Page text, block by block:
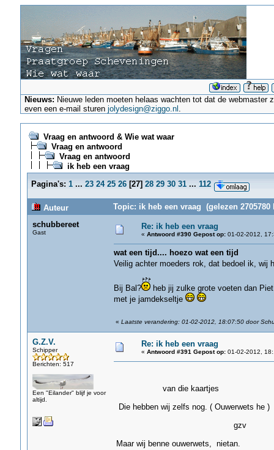
Nieuws: Nieuwe leden moeten helaas wachten tot dat de
even een e-mail sturenjolydesign@ziggo.nl .
Vraag en antwoord & Wie wat waar
Vraag en antwoord
Vraag en antwoord
ik heb een vraag
Pagina's: 1 ... 23 24 25 26[27] 28 29 30 31 ... 112
Auteur
Topic: ik heb een vraag (gelezen 2705780
schubbereet
Gast
Re: ik heb een vraag
« Antwoord #390 Gepost op:01-02-2012,
wat een tijd.... hoezo wat een tijd
Veilig achter moeders rok, dat bedoel ik, wij
Bij Bal?
heb jij zulke grote voeten dan
met je jamdekseltje
« Laatste verandering: 01-02-2012, 18:07:50 door
G.Z.V.
Schipper
Berichten: 517
Een "Eilander" blijf je voor
altijd.
Re: ik heb een vraag
« Antwoord #391 Gepost op:01-02-2012,
van die kaartjes
Die hebben wij zelfs nog. ( Ouwerwets he )
gzv
Maar wij benne ouwerwets, nietan.